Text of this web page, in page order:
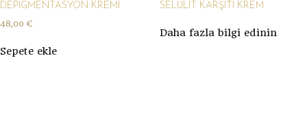
DEPIGMENTASYON KREMI
48,00 €
Sepete ekle
SELÜLIT KARŞITI KREM
Daha fazla bilgi edinin